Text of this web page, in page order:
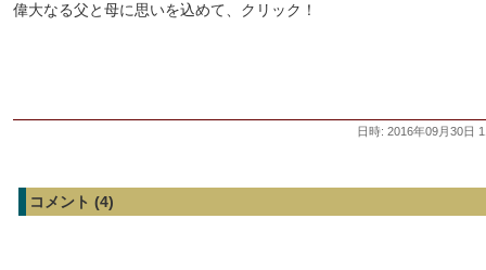
偉大なる父と母に思いを込めて、クリック！
日時: 2016年09月30日
コメント (4)